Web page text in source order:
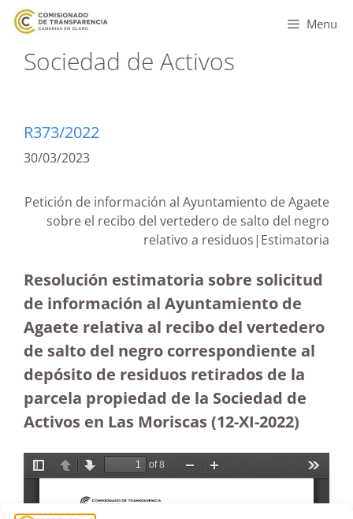
Menu
Sociedad de Activos
R373/2022
30/03/2023
Petición de información al Ayuntamiento de Agaete
sobre el recibo del vertedero de salto del negro
relativo a residuos|Estimatoria
Resolución estimatoria sobre solicitud
de información al Ayuntamiento de
Agaete relativa al recibo del vertedero
de salto del negro correspondiente al
depósito de residuos retirados de la
parcela propiedad de la Sociedad de
Activos en Las Moriscas (12-XI-2022)